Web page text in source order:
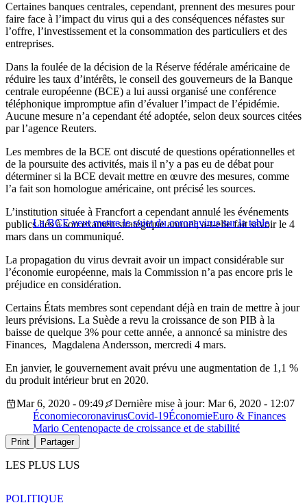
Certaines banques centrales, cependant, prennent des mesures pour
faire face à l’impact du virus qui a des conséquences néfastes sur
l’offre, l’investissement et la consommation des particuliers et des
entreprises.
Dans la foulée de la décision de la Réserve fédérale américaine de
réduire les taux d’intérêts, le conseil des gouverneurs de la Banque
centrale européenne (BCE) a lui aussi organisé une conférence
téléphonique impromptue afin d’évaluer l’impact de l’épidémie.
Aucune mesure n’a cependant été adoptée, selon deux sources citées
par l’agence Reuters.
Les membres de la BCE ont discuté de questions opérationnelles et
de la poursuite des activités, mais il n’y a pas eu de débat pour
déterminer si la BCE devait mettre en œuvre des mesures, comme
l’a fait son homologue américaine, ont précisé les sources.
La BCE veut mettre le sujet du coronavirus sur la table
L’institution située à Francfort a cependant annulé les événements
publics liés à son examen stratégique annuel, a-t-elle fait savoir le 4
mars dans un communiqué.
La propagation du virus devrait avoir un impact considérable sur
l’économie européenne, mais la Commission n’a pas encore pris le
préjudice en considération.
Certains États membres sont cependant déjà en train de mettre à jour
leurs prévisions. La Suède a revu la croissance de son PIB à la
baisse de quelque 3% pour cette année, a annoncé sa ministre des
Finances, Magdalena Andersson, mercredi 4 mars.
En janvier, le gouvernement avait prévu une augmentation de 1,1 %
du produit intérieur brut en 2020.
Mar 6, 2020 - 09:49
Dernière mise à jour: Mar 6, 2020 - 12:07
ÉconomiecoronavirusCovid-19ÉconomieEuro & Finances
Mario Centenopacte de croissance et de stabilité
Print Partager
LES PLUS LUS
POLITIQUE